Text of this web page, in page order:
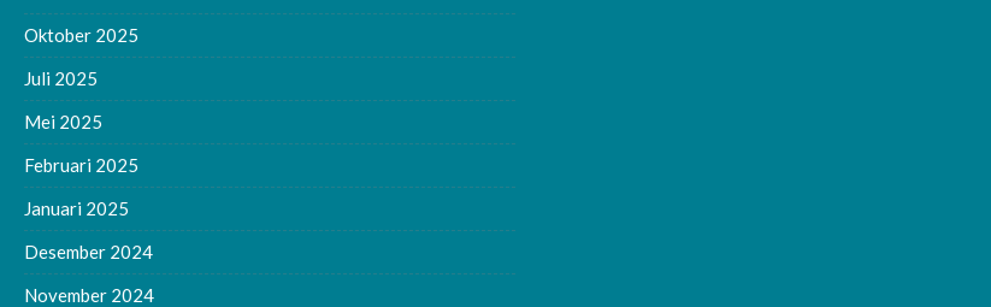
Oktober 2025
Juli 2025
Mei 2025
Februari 2025
Januari 2025
Desember 2024
November 2024